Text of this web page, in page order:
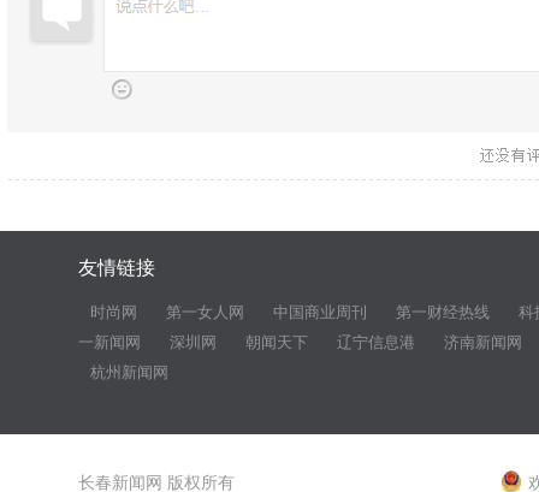
友情链接
时尚网 第一女人网 中国商业周刊 第一财经热线
科
一新闻网
深圳网 朝闻天下 辽宁信息港
济南新闻网
杭州新闻网
长春新闻网 版权所有